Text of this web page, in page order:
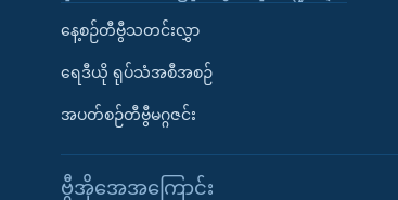
နေ့စဉ်တီဗွီသတင်းလွှာ
ရေဒီယို ရုပ်သံအစီအစဉ်
အပတ်စဉ်တီဗွီမဂ္ဂဇင်း
ဗွီအိုအေအကြောင်း